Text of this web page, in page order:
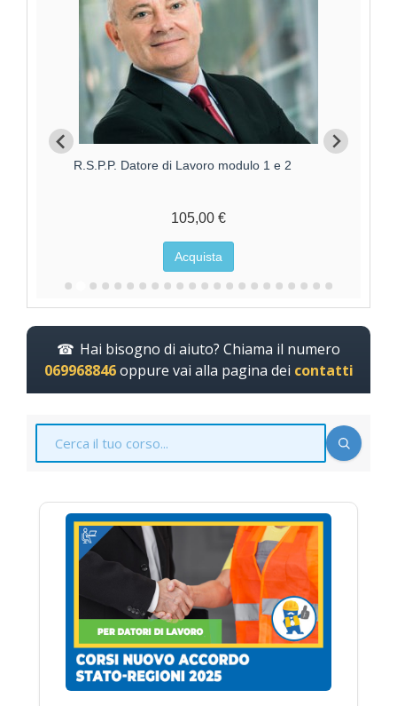
Aggiornamento RSPP Datore di Lavoro - Rischio
170,00 €
Acquista
Hai bisogno di aiuto? Chiama il numero
069968846oppure vai alla pagina dei contatti